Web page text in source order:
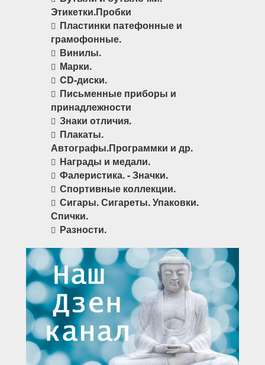
Этикетки.Пробки
Пластинки патефонные и
грамофонные.
Винилы.
Марки.
CD-диски.
Письменные приборы и
принадлежности
Знаки отличия.
Плакаты.
Автографы.Программки и др.
Награды и медали.
Фалеристика. - Значки.
Спортивные коллекции.
Сигары. Сигареты. Упаковки.
Спички.
Разности.